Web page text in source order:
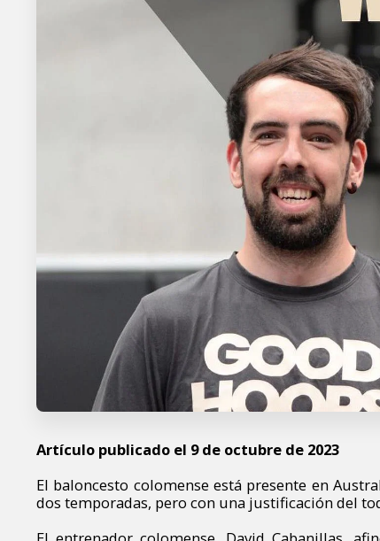
Artículo publicado el 9 de octubre de 2023
El baloncesto colomense está presente en
dos temporadas, pero con una justificación del